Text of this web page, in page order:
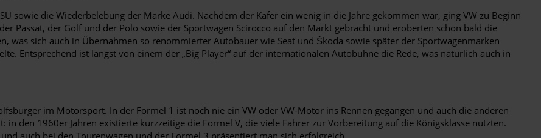
sowie die Wiederbelebung der Marke Audi. Nachdem der Käfer ein wenig in die Jahre gekommen war, ging VW zu Beginn
Passat, der Golf und der Polo sowie der Sportwagen Scirocco auf den Markt gebracht und eroberten schon bald die
was sich auch in Übernahmen so renommierter Autobauer wie Seat und Škoda sowie später der Sportwagenmarken
Entsprechend ist längst von einem der „Big Player“ auf der internationalen Autobühne die Rede, was natürlich auch in
im Motorsport. In der Formel 1 ist noch nie ein VW oder VW-Motor ins Rennen gegangen und auch die anderen
den 1960er Jahren existierte kurzzeitige die Formel V, die viele Fahrer zur Vorbereitung auf die Königsklasse nutzten.
auch bei den Tourenwagen und der Formel 3 präsentiert man sich erfolgreich.